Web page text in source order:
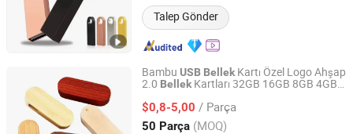
Talep Gönder
Bambu USB BellekKartı Özel Logo Ahşap
2.0 BellekKartları 32GB 16GB 8GB 4GB
$0,8-5,00 / Parça
50 Parça (MOQ)
Width-Tech Electronic Co, Ltd
Guangdong, China Fiyat 2025